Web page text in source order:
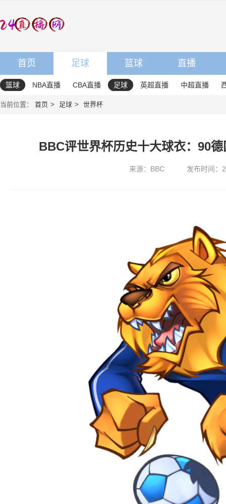
首页 足球 篮球 直播
篮球 NBA直播 CBA直播 足球 英超直播 中超直播
当前位置： 首页 足球 世界杯
BBC评世界杯历史十大球衣：90
来源：BBC 发布时间：